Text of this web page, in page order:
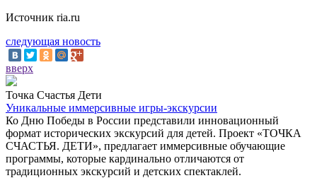
Источник ria.ru
следующая новость
вверх
Точка Счастья Дети
Уникальные иммерсивные игры-экскурсии
Ко Дню Победы в России представили инновационный
формат исторических экскурсий для детей. Проект «ТОЧКА
СЧАСТЬЯ. ДЕТИ», предлагает иммерсивные обучающие
программы, которые кардинально отличаются от
традиционных экскурсий и детских спектаклей.